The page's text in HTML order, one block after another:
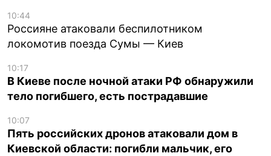
10:44
Россияне атаковали беспилотником
локомотив поезда Сумы — Киев
10:17
В Киеве после ночной атаки РФ обнаружили
тело погибшего, есть пострадавшие
10:07
Пять российских дронов атаковали дом в
Киевской области: погибли мальчик, его